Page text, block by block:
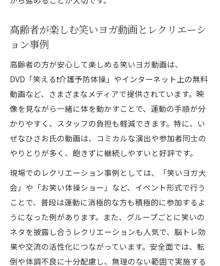
高齢者が楽しむ笑いヨガ動画とレクリエーシ
ョン事例
高齢者の方が安心して楽しめる笑いヨガ動画は、
DVD「笑える❗️介護予防体操」やインターネット上の無料
動画など、さまざまなメディアで提供されています。映
像を見ながら一緒に体を動かすことで、運動の手順が分
かりやすく、スタッフの負担も軽減できます。特に、い
ぜなひさお氏の動画は、コミカルな演出や参加者同士の
やりとりが多く、飽きずに継続しやすいと好評です。
現場でのレクリエーション事例としては、「笑いヨガ大
会」や「お笑い体操ショー」など、イベント形式で行う
ことで、普段は運動に消極的な方も積極的に参加するよ
うになった例があります。また、グループごとに笑いの
ネタを披露し合うレクリエーションも人気で、脳トレ効
果や交流の活性化につながっています。安全面では、転
倒や体調不良に十分配慮し、無理のない範囲で実施する